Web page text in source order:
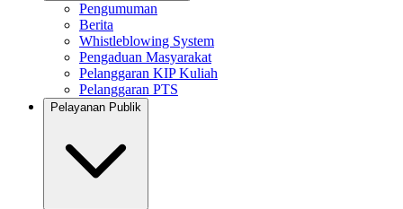
Pengumuman
Berita
Whistleblowing System
Pengaduan Masyarakat
Pelanggaran KIP Kuliah
Pelanggaran PTS
Pelayanan Publik